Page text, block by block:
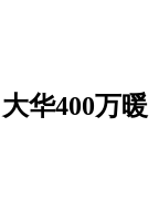
华400万暖